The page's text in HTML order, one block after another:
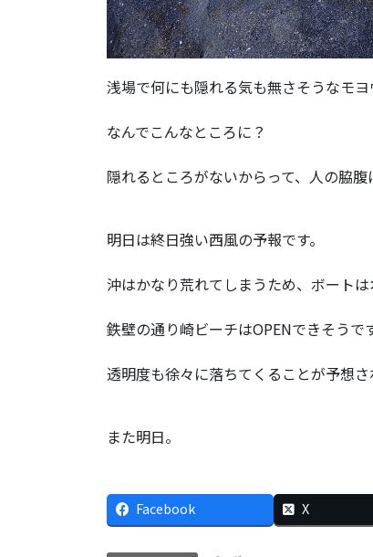
浅場で何にも隠れる気も無さそうなモ
なんでこんなところに？
隠れるところがないからって、人の脇
明日は終日強い西風の予報です。
沖はかなり荒れてしまうため、ボートは
鉄壁の通り崎ビーチはOPENできそうで
透明度も徐々に落ちてくることが予想さ
また明日。
Facebook X